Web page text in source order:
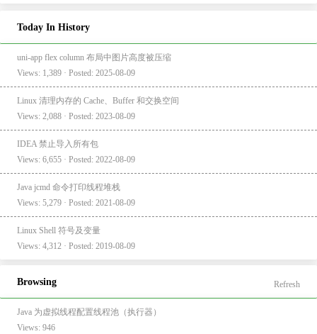
Today In History
uni-app flex column 布局中图片高度被压缩
Views: 1,389 · Posted: 2025-08-09
Linux 清理内存的 Cache、Buffer 和交换空间
Views: 2,088 · Posted: 2023-08-09
IDEA 禁止导入所有包
Views: 6,655 · Posted: 2022-08-09
Java jcmd 命令打印线程堆栈
Views: 5,279 · Posted: 2021-08-09
Linux Shell 符号及变量
Views: 4,312 · Posted: 2019-08-09
Browsing Refresh
Java 为虚拟线程配置线程池（执行器）
Views: 946